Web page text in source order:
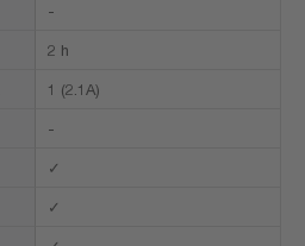
-
2 h
1 (2.1A)
-
✓
✓